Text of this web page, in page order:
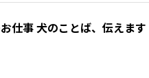
仕事 犬のことば、伝えま